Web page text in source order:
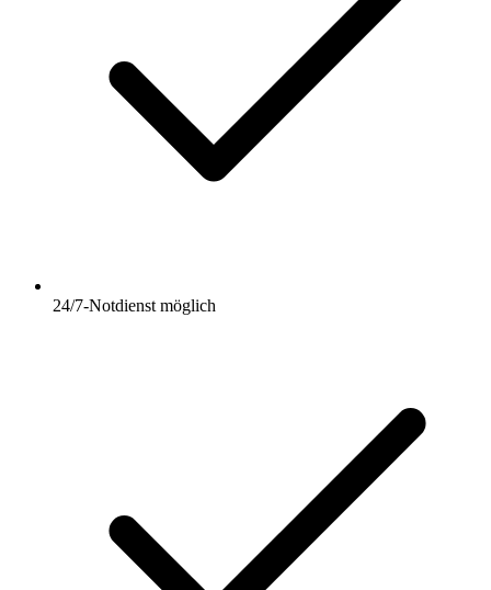
24/7-Notdienst möglich